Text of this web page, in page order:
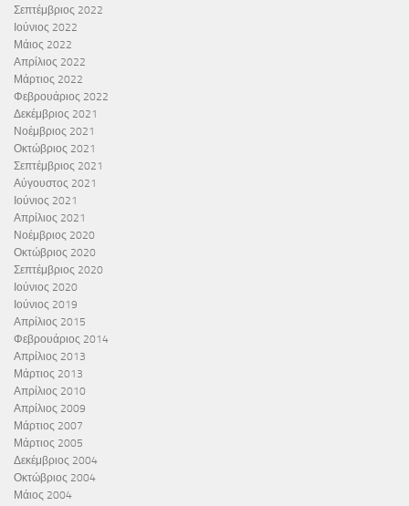
Σεπτέμβριος 2022
Ιούνιος 2022
Μάιος 2022
Απρίλιος 2022
Μάρτιος 2022
Φεβρουάριος 2022
Δεκέμβριος 2021
Νοέμβριος 2021
Οκτώβριος 2021
Σεπτέμβριος 2021
Αύγουστος 2021
Ιούνιος 2021
Απρίλιος 2021
Νοέμβριος 2020
Οκτώβριος 2020
Σεπτέμβριος 2020
Ιούνιος 2020
Ιούνιος 2019
Απρίλιος 2015
Φεβρουάριος 2014
Απρίλιος 2013
Μάρτιος 2013
Απρίλιος 2010
Απρίλιος 2009
Μάρτιος 2007
Μάρτιος 2005
Δεκέμβριος 2004
Οκτώβριος 2004
Μάιος 2004